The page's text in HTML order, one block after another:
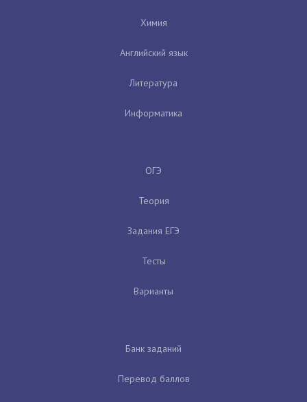
Химия
Английский язык
Литература
Информатика
ОГЭ
Теория
Задания ЕГЭ
Тесты
Варианты
Банк заданий
Перевод баллов